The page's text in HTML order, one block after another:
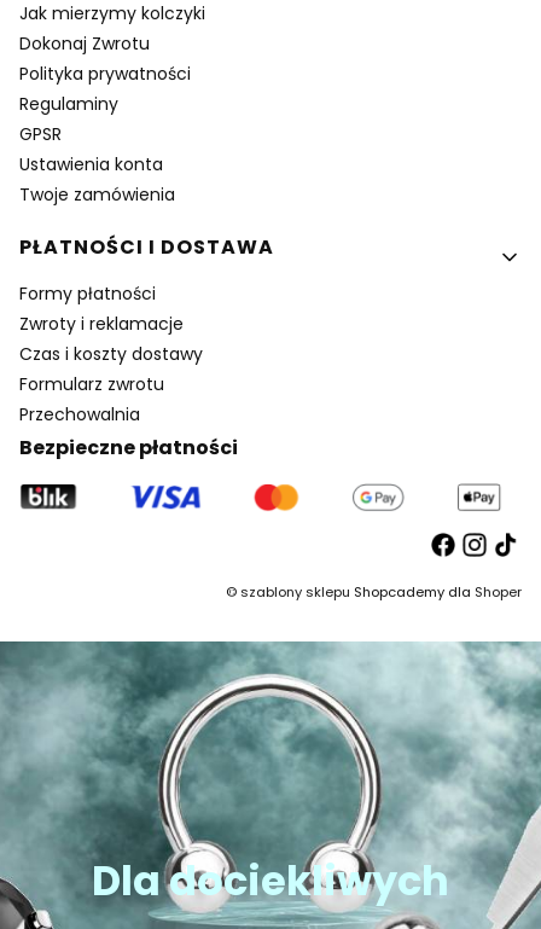
Jak mierzymy kolczyki
Dokonaj Zwrotu
Polityka prywatności
Regulaminy
GPSR
Ustawienia konta
Twoje zamówienia
PŁATNOŚCI I DOSTAWA
Formy płatności
Zwroty i reklamacje
Czas i koszty dostawy
Formularz zwrotu
Przechowalnia
Bezpieczne płatności
©szablony sklepu Shopcademy dla Shoper
Dla dociekliwych